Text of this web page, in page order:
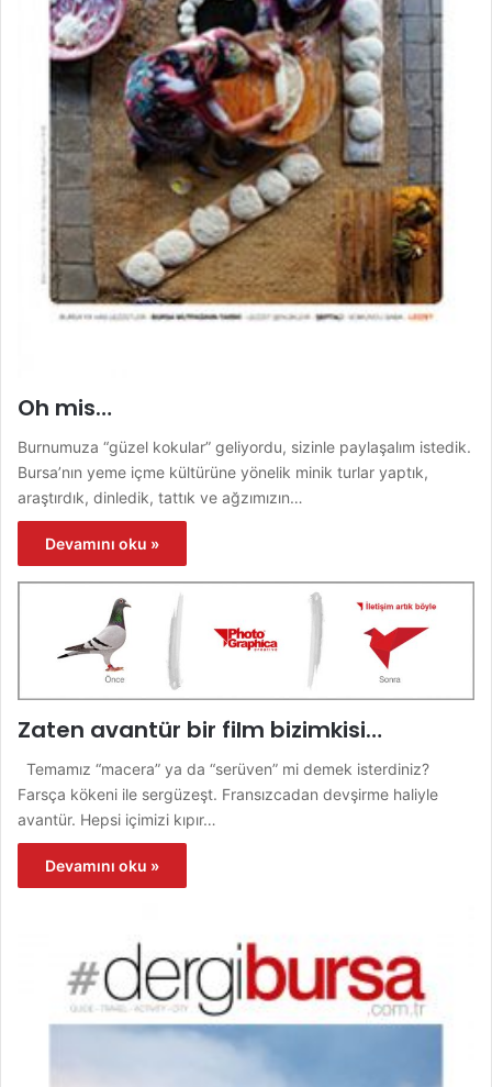
Oh mis…
Burnumuza “güzel kokular” geliyordu, sizinle paylaşalım istedik.
Bursa’nın yeme içme kültürüne yönelik minik turlar yaptık,
araştırdık, dinledik, tattık ve ağzımızın…
Devamını oku »
Zaten avantür bir film bizimkisi…
Temamız “macera” ya da “serüven” mi demek isterdiniz?
Farsça kökeni ile sergüzeşt. Fransızcadan devşirme haliyle
avantür. Hepsi içimizi kıpır…
Devamını oku »